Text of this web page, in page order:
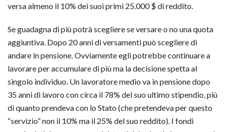
versa almeno il 10% dei suoi primi 25.000 $ di reddito.
Se guadagna di più potrà scegliere se versare o no una quota
aggiuntiva. Dopo 20 anni di versamenti può scegliere di
andare in pensione. Ovviamente egli potrebbe continuare a
lavorare per accumulare di più ma la decisione spetta al
singolo individuo. Un lavoratore medio va in pensione dopo
35 anni di lavoro con circa il 78% del suo ultimo stipendio, più
di quanto prendeva con lo Stato (che pretendeva per questo
“servizio” non il 10% ma il 25% del suo reddito). I fondi